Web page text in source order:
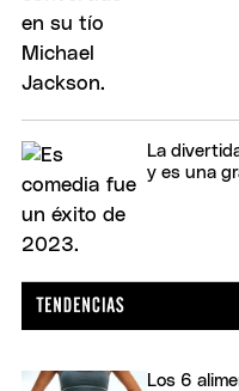
La
y es una
Los 6